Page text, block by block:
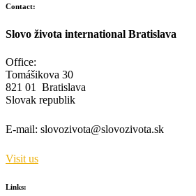
Contact:
Slovo života international Bratislava
Office:
Tomášikova 30
821 01 Bratislava
Slovak republik
E-mail: slovozivota@slovozivota.sk
Visit us
Links: